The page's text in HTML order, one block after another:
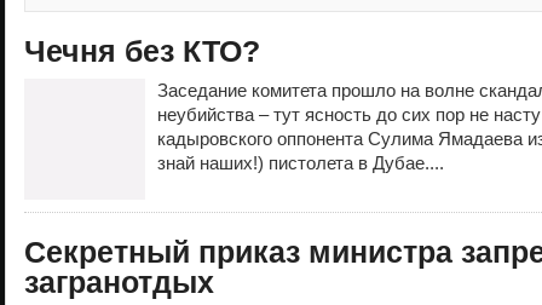
Чечня без КТО?
Заседание комитета прошло на волне
неубийства – тут ясность до сих пор не
кадыровского оппонента Сулима Ямадаева
знай наших!) пистолета в Дубае....
Секретный приказ министра
загранотдых